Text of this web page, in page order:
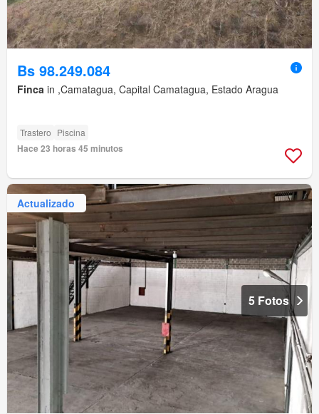
Bs 98.249.084
Finca in ,Camatagua, Capital Camatagua, Estado Aragua
Trastero Piscina
Hace 23 horas 45 minutos
Actualizado
5 Fotos